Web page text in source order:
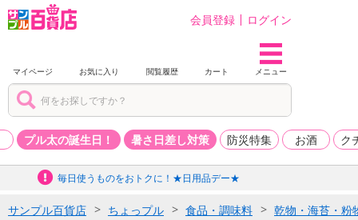
会員登録 ログイン
マイページ お気に入り 閲覧履歴 カート メニュー
プル太の誕生日！ 暑さ日差し対策 防災特集 お酒 ク
毎日使うものをおトクに！★日用品デー★
サンプル百貨店 ちょっプル 食品・調味料 乾物・海苔・粉